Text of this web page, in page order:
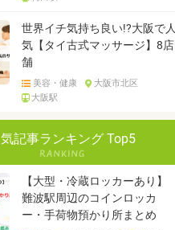
世界イチ気持ち良い!?大阪で人
気【タイ古式マッサージ】8店
舗
美容・健康
大阪市北区
大阪駅
記事ランキング Top5
【大型・冷蔵ロッカーあり】
難波駅周辺のコインロッカ
ー・手荷物預かり所まとめ